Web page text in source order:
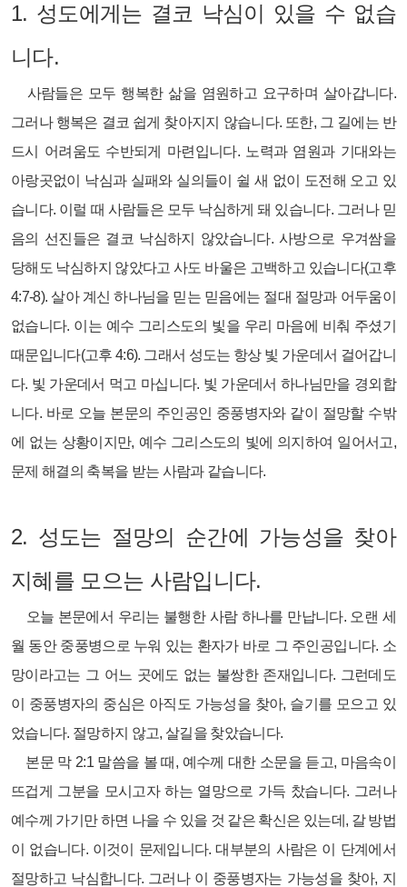
1. 성도에게는 결코 낙심이 있을 수 없습
니다.
사람들은 모두 행복한 삶을 염원하고 요구하며 살아갑니다.
그러나 행복은 결코 쉽게 찾아지지 않습니다. 또한, 그 길에는 반
드시 어려움도 수반되게 마련입니다. 노력과 염원과 기대와는
아랑곳없이 낙심과 실패와 실의들이 쉴 새 없이 도전해 오고 있
습니다. 이럴 때 사람들은 모두 낙심하게 돼 있습니다. 그러나 믿
음의 선진들은 결코 낙심하지 않았습니다. 사방으로 우겨쌈을
당해도 낙심하지 않았다고 사도 바울은 고백하고 있습니다(고후
4:7-8). 살아 계신 하나님을 믿는 믿음에는 절대 절망과 어두움이
없습니다. 이는 예수 그리스도의 빛을 우리 마음에 비춰 주셨기
때문입니다(고후 4:6). 그래서 성도는 항상 빛 가운데서 걸어갑니
다. 빛 가운데서 먹고 마십니다. 빛 가운데서 하나님만을 경외합
니다. 바로 오늘 본문의 주인공인 중풍병자와 같이 절망할 수밖
에 없는 상황이지만, 예수 그리스도의 빛에 의지하여 일어서고,
문제 해결의 축복을 받는 사람과 같습니다.
2. 성도는 절망의 순간에 가능성을 찾아
지혜를 모으는 사람입니다.
오늘 본문에서 우리는 불행한 사람 하나를 만납니다. 오랜 세
월 동안 중풍병으로 누워 있는 환자가 바로 그 주인공입니다. 소
망이라고는 그 어느 곳에도 없는 불쌍한 존재입니다. 그런데도
이 중풍병자의 중심은 아직도 가능성을 찾아, 슬기를 모으고 있
었습니다. 절망하지 않고, 살길을 찾았습니다.
본문 막 2:1 말씀을 볼 때, 예수께 대한 소문을 듣고, 마음속이
뜨겁게 그분을 모시고자 하는 열망으로 가득 찼습니다. 그러나
예수께 가기만 하면 나을 수 있을 것 같은 확신은 있는데, 갈 방법
이 없습니다. 이것이 문제입니다. 대부분의 사람은 이 단계에서
절망하고 낙심합니다. 그러나 이 중풍병자는 가능성을 찾아, 지